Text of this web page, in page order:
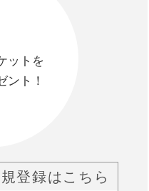
ットを
ント！
登録はこちら